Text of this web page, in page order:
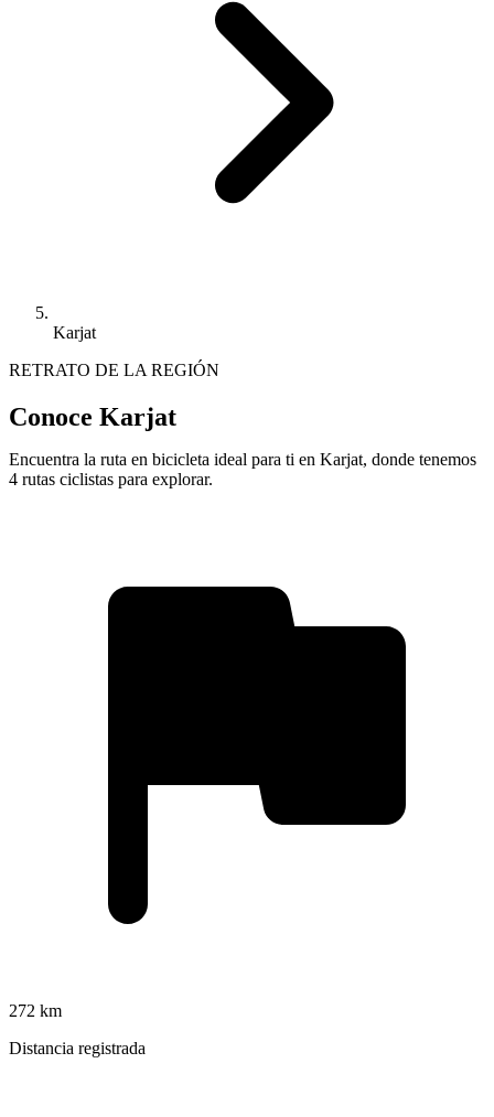
Karjat
RETRATO DE LA REGIÓN
Conoce Karjat
Encuentra la ruta en bicicleta ideal para ti en Karjat, donde tenemos
4 rutas ciclistas para explorar.
272 km
Distancia registrada